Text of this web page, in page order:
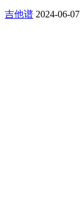
吉他谱 2024-06-07